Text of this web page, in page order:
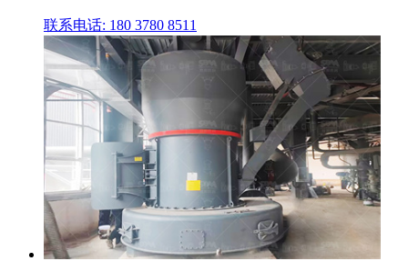
联系电话: 180 3780 8511